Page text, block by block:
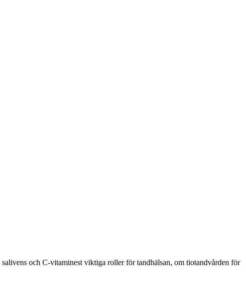
och C-vitaminest viktiga roller för tandhälsan, om tiotandvården för